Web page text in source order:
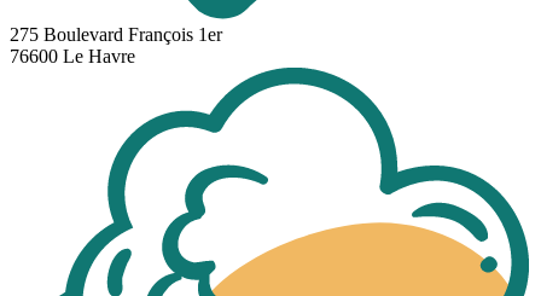
275 Boulevard François 1er
76600 Le Havre